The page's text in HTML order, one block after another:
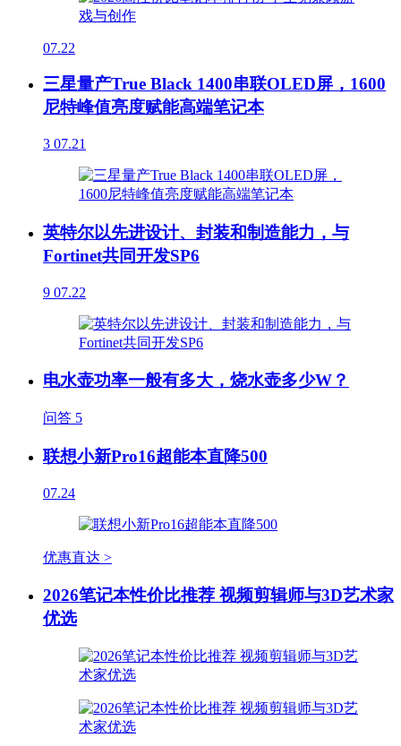
07.22
三星量产True Black 1400串联OLED屏，1600
尼特峰值亮度赋能高端笔记本
3 07.21
英特尔以先进设计、封装和制造能力，与
Fortinet共同开发SP6
9 07.22
电水壶功率一般有多大，烧水壶多少W？
问答 5
联想小新Pro16超能本直降500
07.24
优惠直达 >
2026笔记本性价比推荐 视频剪辑师与3D艺术家
优选